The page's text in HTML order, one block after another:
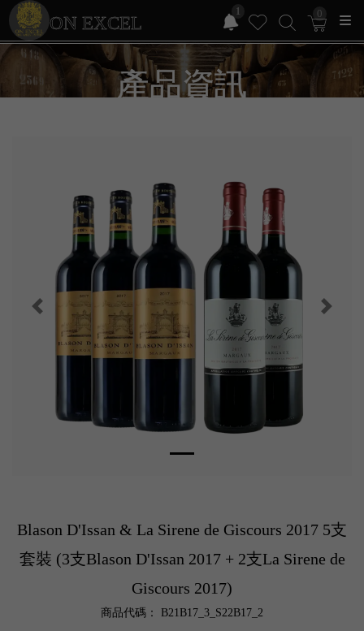
ON EXCEL
1 0
產品資訊
Blason D'Issan & La Sirene de Giscours 2017 5支
套裝 (3支Blason D'Issan 2017 + 2支La Sirene de
Giscours 2017)
商品代碼： B21B17_3_S22B17_2